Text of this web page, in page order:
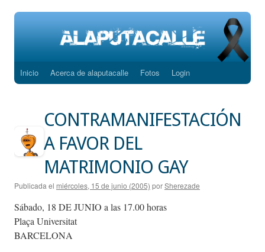
Saltar
contenido
Inicio Acerca de alaputacalle Fotos Login
CONTRAMANIFESTACIÓN
A FAVOR DEL
MATRIMONIO GAY
Publicada el miércoles, 15 de junio (2005) porSherezade
Sábado, 18 DE JUNIO a las 17.00 horas
Plaça Universitat
BARCELONA